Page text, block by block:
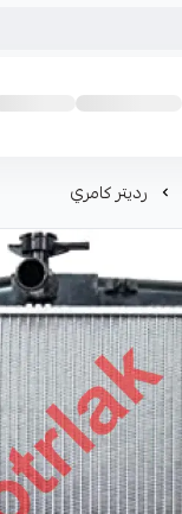
رديتر كامري